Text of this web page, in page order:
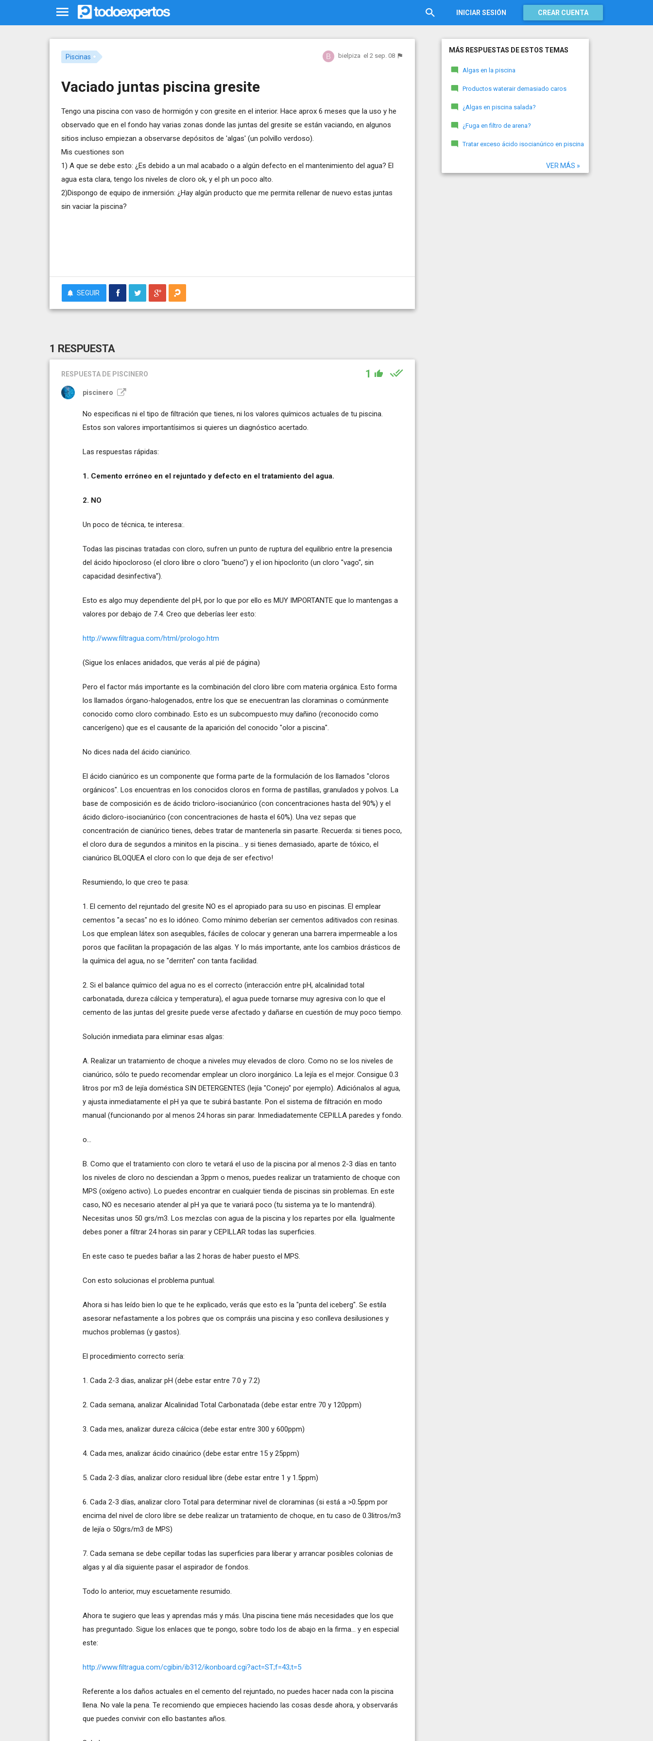
INICIAR SESIÓN CREAR CUENTA
Piscinas bielpiza el 2 sep. 08
Vaciado juntas piscina gresite
Tengo una piscina con vaso de hormigón y con gresite en el interior. Hace aprox 6 meses que la uso y he
observado que en el fondo hay varias zonas donde las juntas del gresite se están vaciando, en algunos
sitios incluso empiezan a observarse depósitos de 'algas' (un polvillo verdoso).
Mis cuestiones son
1) A que se debe esto: ¿Es debido a un mal acabado o a algún defecto en el mantenimiento del agua? El
agua esta clara, tengo los niveles de cloro ok, y el ph un poco alto.
2)Dispongo de equipo de inmersión: ¿Hay algún producto que me permita rellenar de nuevo estas juntas
sin vaciar la piscina?
SEGUIR
1 RESPUESTA
RESPUESTA DE PISCINERO 1
piscinero
No especificas ni el tipo de filtración que tienes, ni los valores químicos actuales de tu piscina.
Estos son valores importantísimos si quieres un diagnóstico acertado.
Las respuestas rápidas:
1. Cemento erróneo en el rejuntado y defecto en el tratamiento del agua.
2. NO
Un poco de técnica, te interesa:.
Todas las piscinas tratadas con cloro, sufren un punto de ruptura del equilibrio entre la presencia
del ácido hipocloroso (el cloro libre o cloro "bueno") y el ion hipoclorito (un cloro "vago", sin
capacidad desinfectiva").
Esto es algo muy dependiente del pH, por lo que por ello es MUY IMPORTANTE que lo mantengas a
valores por debajo de 7.4. Creo que deberías leer esto:
http://www.filtragua.com/html/prologo.htm
(Sigue los enlaces anidados, que verás al pié de página)
Pero el factor más importante es la combinación del cloro libre com materia orgánica. Esto forma
los llamados órgano-halogenados, entre los que se enecuentran las cloraminas o comúnmente
conocido como cloro combinado. Esto es un subcompuesto muy dañino (reconocido como
cancerígeno) que es el causante de la aparición del conocido "olor a piscina".
No dices nada del ácido cianúrico.
El ácido cianúrico es un componente que forma parte de la formulación de los llamados "cloros
orgánicos". Los encuentras en los conocidos cloros en forma de pastillas, granulados y polvos. La
base de composición es de ácido tricloro-isocianúrico (con concentraciones hasta del 90%) y el
ácido dicloro-isocianúrico (con concentraciones de hasta el 60%). Una vez sepas que
concentración de cianúrico tienes, debes tratar de mantenerla sin pasarte. Recuerda: si tienes poco,
el cloro dura de segundos a minitos en la piscina... y si tienes demasiado, aparte de tóxico, el
cianúrico BLOQUEA el cloro con lo que deja de ser efectivo!
Resumiendo, lo que creo te pasa:
1. El cemento del rejuntado del gresite NO es el apropiado para su uso en piscinas. El emplear
cementos "a secas" no es lo idóneo. Como mínimo deberían ser cementos aditivados con resinas.
Los que emplean látex son asequibles, fáciles de colocar y generan una barrera impermeable a los
poros que facilitan la propagación de las algas. Y lo más importante, ante los cambios drásticos de
la química del agua, no se "derriten" con tanta facilidad.
2. Si el balance químico del agua no es el correcto (interacción entre pH, alcalinidad total
carbonatada, dureza cálcica y temperatura), el agua puede tornarse muy agresiva con lo que el
cemento de las juntas del gresite puede verse afectado y dañarse en cuestión de muy poco tiempo.
Solución inmediata para eliminar esas algas:
A. Realizar un tratamiento de choque a niveles muy elevados de cloro. Como no se los niveles de
cianúrico, sólo te puedo recomendar emplear un cloro inorgánico. La lejía es el mejor. Consigue 0.3
litros por m3 de lejía doméstica SIN DETERGENTES (lejía "Conejo" por ejemplo). Adiciónalos al agua,
y ajusta inmediatamente el pH ya que te subirá bastante. Pon el sistema de filtración en modo
manual (funcionando por al menos 24 horas sin parar. Inmediadatemente CEPILLA paredes y fondo.
o...
B. Como que el tratamiento con cloro te vetará el uso de la piscina por al menos 2-3 días en tanto
los niveles de cloro no desciendan a 3ppm o menos, puedes realizar un tratamiento de choque con
MPS (oxígeno activo). Lo puedes encontrar en cualquier tienda de piscinas sin problemas. En este
caso, NO es necesario atender al pH ya que te variará poco (tu sistema ya te lo mantendrá).
Necesitas unos 50 grs/m3. Los mezclas con agua de la piscina y los repartes por ella. Igualmente
debes poner a filtrar 24 horas sin parar y CEPILLAR todas las superficies.
En este caso te puedes bañar a las 2 horas de haber puesto el MPS.
Con esto solucionas el problema puntual.
Ahora si has leído bien lo que te he explicado, verás que esto es la "punta del iceberg". Se estila
asesorar nefastamente a los pobres que os compráis una piscina y eso conlleva desilusiones y
muchos problemas (y gastos).
El procedimiento correcto sería:
1. Cada 2-3 dias, analizar pH (debe estar entre 7.0 y 7.2)
2. Cada semana, analizar Alcalinidad Total Carbonatada (debe estar entre 70 y 120ppm)
3. Cada mes, analizar dureza cálcica (debe estar entre 300 y 600ppm)
4. Cada mes, analizar ácido cinaúrico (debe estar entre 15 y 25ppm)
5. Cada 2-3 días, analizar cloro residual libre (debe estar entre 1 y 1.5ppm)
6. Cada 2-3 días, analizar cloro Total para determinar nivel de cloraminas (si está a >0.5ppm por
encima del nivel de cloro libre se debe realizar un tratamiento de choque, en tu caso de 0.3litros/m3
de lejía o 50grs/m3 de MPS)
7. Cada semana se debe cepillar todas las superficies para liberar y arrancar posibles colonias de
algas y al día siguiente pasar el aspirador de fondos.
Todo lo anterior, muy escuetamente resumido.
Ahora te sugiero que leas y aprendas más y más. Una piscina tiene más necesidades que los que
has preguntado. Sigue los enlaces que te pongo, sobre todo los de abajo en la firma... y en especial
este:
http://www.filtragua.com/cgibin/ib312/ikonboard.cgi?act=ST;f=43;t=5
Referente a los daños actuales en el cemento del rejuntado, no puedes hacer nada con la piscina
llena. No vale la pena. Te recomiendo que empieces haciendo las cosas desde ahora, y observarás
que puedes convivir con ello bastantes años.
MÁS RESPUESTAS DE ESTOS TEMAS
Algas en la piscina
Productos waterair demasiado caros
¿Algas en piscina salada?
¿Fuga en filtro de arena?
Tratar exceso ácido isocianúrico en piscina
VER MÁS »